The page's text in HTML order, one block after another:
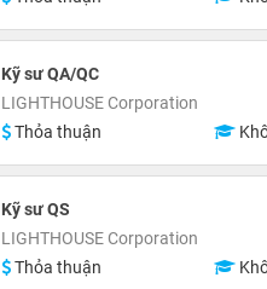
Kỹ sư QA/QC
LIGHTHOUSE Corporation
Thỏa thuận
Kỹ sư QS
LIGHTHOUSE Corporation
Thỏa thuận